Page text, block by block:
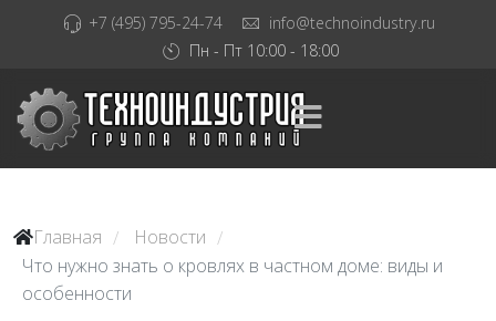
+7 (495) 795-24-74
info@technoindustry.ru
Пн - Пт 10:00 - 18:00
Главная / Новости /
Что нужно знать о кровлях в частном доме: виды и
особенности